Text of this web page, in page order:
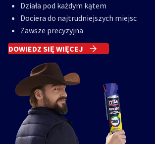
Działa pod każdym kątem
Dociera do najtrudniejszych miejsc
Zawsze precyzyjna
DOWIEDZ SIĘ WIĘCEJ